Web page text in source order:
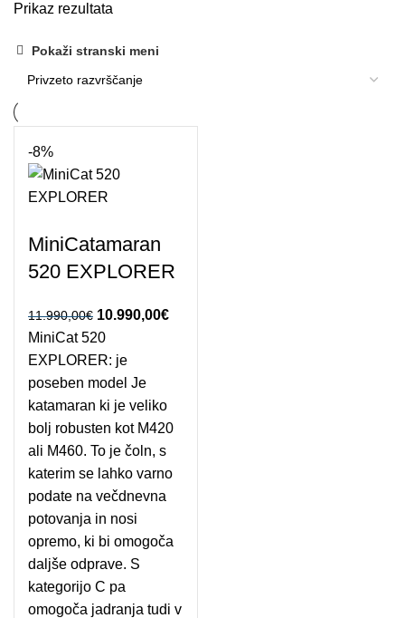
Prikaz rezultata
Pokaži stranski meni
-8%
MiniCatamaran
520 EXPLORER
11.990,00€ Izvirna cena je
bila: 11.990,00€.
10.990,00€
MiniCat 520
EXPLORER: je
poseben model Je
katamaran ki je veliko
bolj robusten kot M420
ali M460. To je čoln, s
katerim se lahko varno
podate na večdnevna
potovanja in nosi
opremo, ki bi omogoča
daljše odprave. S
kategorijo C pa
omogoča jadranja tudi v